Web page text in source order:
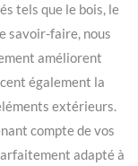
tels que le bois, le
savoir-faire, nous
améliorent
également la
extérieurs.
compte de vos
adapté à